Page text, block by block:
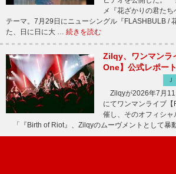
メ『花ざかりの君た
テーマ。7月29日にニューシングル『FLASHBULB /
た、日に日に大 … 続きを読む
Zilqy、ワンマンラ
One】公式レポー
Zilqyが2026年7月11
にてワンマンライブ【
催し、そのオフィシャ
「『Birth of Riot』、Zilqyのムーヴメントとして暴